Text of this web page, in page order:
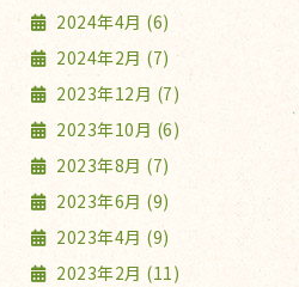
2024年4月 (6)
2024年2月 (7)
2023年12月 (7)
2023年10月 (6)
2023年8月 (7)
2023年6月 (9)
2023年4月 (9)
2023年2月 (11)